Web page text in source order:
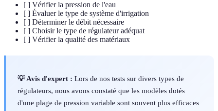
[ ] Vérifier la pression de l'eau
[ ] Évaluer le type de système d'irrigation
[ ] Déterminer le débit nécessaire
[ ] Choisir le type de régulateur adéquat
[ ] Vérifier la qualité des matériaux
💡 Avis d'expert : Lors de nos tests sur divers types de
régulateurs, nous avons constaté que les modèles dotés
d'une plage de pression variable sont souvent plus efficaces